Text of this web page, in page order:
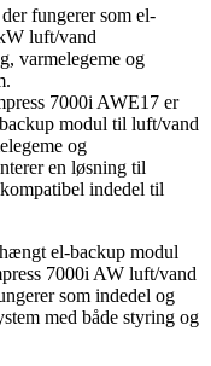
fungerer som el-
luft/vand
varmelegeme og
7000i AWE17 er
modul til luft/vand
og
en løsning til
indedel til
el-backup modul
7000i AW luft/vand
som indedel og
med både styring og